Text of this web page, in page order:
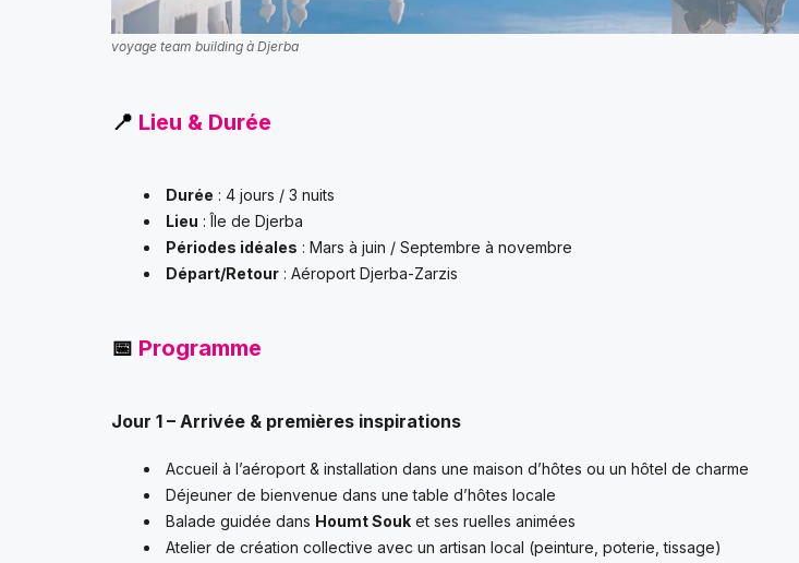
voyage team building à Djerba
📍 Lieu & Durée
Durée : 4 jours / 3 nuits
Lieu : Île de Djerba
Périodes idéales : Mars à juin / Septembre à novembre
Départ/Retour : Aéroport Djerba-Zarzis
📅 Programme
Jour 1 – Arrivée & premières inspirations
Accueil à l’aéroport & installation dans une maison d’hôtes ou un hôtel de charme
Déjeuner de bienvenue dans une table d’hôtes locale
Balade guidée dans Houmt Souk et ses ruelles animées
Atelier de création collective avec un artisan local (peinture, poterie, tissage)